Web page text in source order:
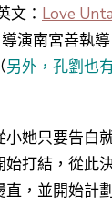
文： Love
演南宮善執
另外，孔劉也
她只要告白
打結，從此
，並開始計